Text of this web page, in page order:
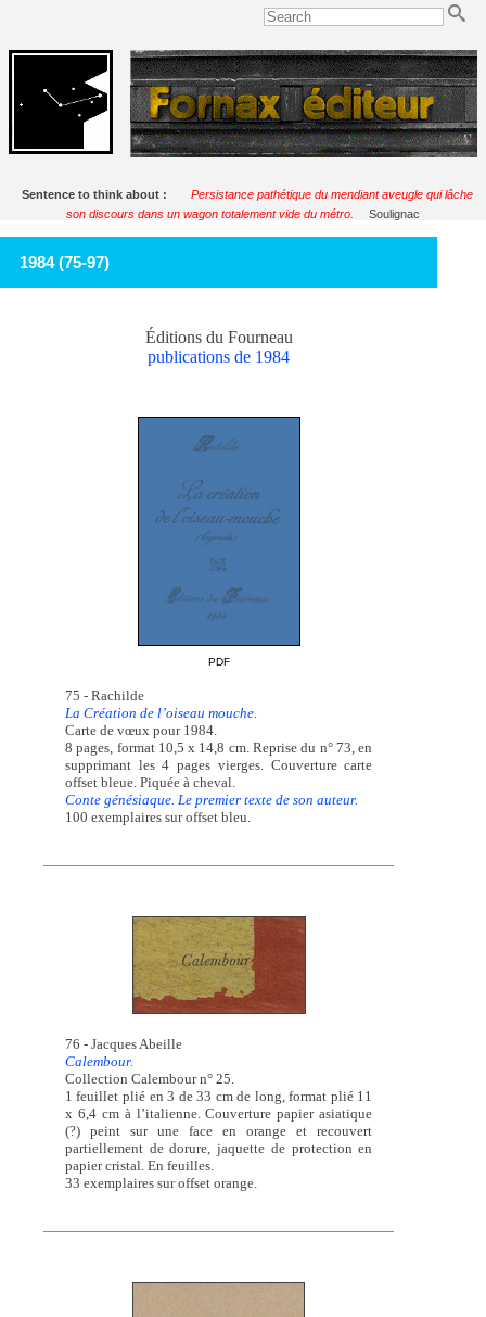
Sentence to think about :
Persistance pathétique du mendiant aveugle qui lâche
son discours dans un wagon totalement vide du métro.
Soulignac
1984 (75-97)
Éditions du Fourneau
publications de 1984
PDF
75 - Rachilde
La Création de l’oiseau mouche.
Carte de vœux pour 1984.
8 pages, format 10,5 x 14,8 cm. Reprise du n° 73, en
supprimant les 4 pages vierges. Couverture carte
offset bleue. Piquée à cheval.
Conte génésiaque. Le premier texte de son auteur.
100 exemplaires sur offset bleu.
76 - Jacques Abeille
Calembour.
Collection Calembour n° 25.
1 feuillet plié en 3 de 33 cm de long, format plié 11
x 6,4 cm à l’italienne. Couverture papier asiatique
(?) peint sur une face en orange et recouvert
partiellement de dorure, jaquette de protection en
papier cristal. En feuilles.
33 exemplaires sur offset orange.